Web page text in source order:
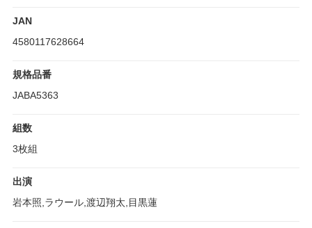
JAN
4580117628664
規格品番
JABA5363
組数
3枚組
出演
岩本照,ラウール,渡辺翔太,目黒蓮